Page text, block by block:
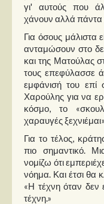
γι' αυτούς που
χάνουν αλλά πάντα
Για όσους μάλιστα
ανταμώσουν στο
και της Ματούλας
τους επεφύλασσε
εμφάνισή του επί
Χαρούλης για να
κόσμο, το
χαραυγές
Για το τέλος,
πιο σημαντικό.
νομίζω ότι
νόημα. Και έτσι θα
«Η τέχνη όταν δεν
τέχνη.»